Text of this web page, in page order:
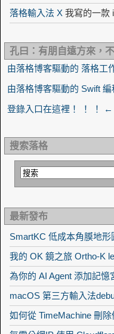
落格輸入法 X 我寫的一款
孔曰：有朋自遠方來，
由落格博客驅動的 落格工
由落格博客驅動的 Swift 編
登錄入口在這裡！ ！ ！ ←
搜索落格
最新發布
SmartKC 低成本角膜地形
我的 OK 鏡之旅 Ortho-K
為你的 AI Agent 添加記憶
macOS 第三方輸入法
如何從 TimeMachine 刪除